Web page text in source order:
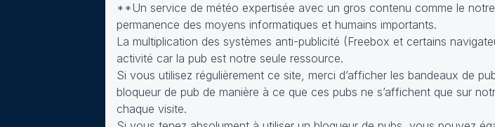
**Un service de météo expertisée avec un gros contenu comme le
permanence des moyens informatiques et humains importants.
La multiplication des systèmes anti-publicité (Freebox et certains
activité car la pub est notre seule ressource.
Si vous utilisez régulièrement ce site, merci d’afficher les bandeaux de
bloqueur de pub de manière à ce que ces pubs ne s’affichent que sur
chaque visite.